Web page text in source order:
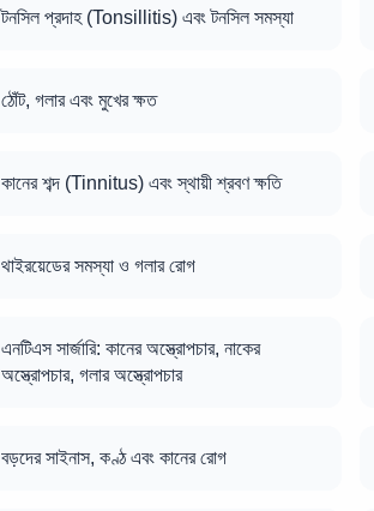
টনসিল প্রদাহ (Tonsillitis) এবং টনসিল সমস্যা
ঠোঁট, গলার এবং মুখের ক্ষত
কানের শব্দ (Tinnitus) এবং স্থায়ী শ্রবণ ক্ষতি
থাইরয়েডের সমস্যা ও গলার রোগ
এনটিএস সার্জারি: কানের অস্ত্রোপচার, নাকের
অস্ত্রোপচার, গলার অস্ত্রোপচার
বড়দের সাইনাস, কণ্ঠ এবং কানের রোগ